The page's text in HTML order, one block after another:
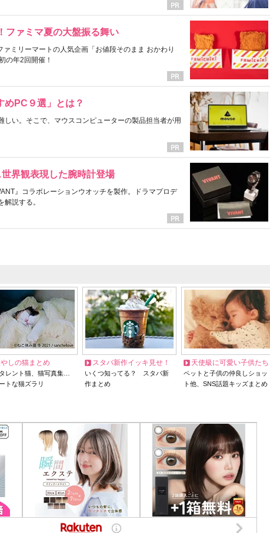
ファミマ夏の大盤振る舞い
ミリーマートの人気企画「お値段そのまま おかわり
の年2回開催！
めPC９選」とは？
しい。そこで、マウスコンピューターの製品担当者が用
界観表現した腕時計登場
』コラボレーションウオッチを製作。ドラマプロデ
説する。
しの猫まとめ
レント猫、猫写真集…
トな猫ズラリ
スタバ新作イッキ見せ！
いくつ知ってる？ スタバ新
作まとめ
天使級に可愛い子供たち
ペットと子供の仲良しショッ
ト他、SNS話題キッズまとめ